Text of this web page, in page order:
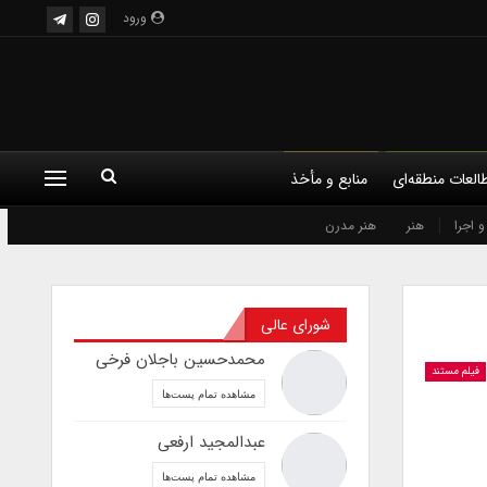
ورود
اجرا هنر هنر مدرن
منطقه‌ای منابع و مأخذ
فیلم مستند
شورای عالی
محمدحسین باجلان فرخی
مشاهده تمام پست‌ها
عبدالمجید ارفعی
مشاهده تمام پست‌ها